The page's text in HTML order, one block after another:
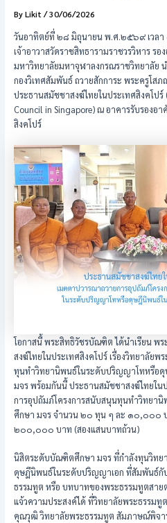
ByLikit/30/06/2026
วันอาทิตย์ที่ ๒๘ มิถุนายน พ.ศ.๒๕๖๙ เวล
เจ้าอาวาสวัดราชสิทธารามราชวรวิหาร ร
มหาวิทยาลัยมหาจุฬาลงกรณราชวิทยาลัย
กองวิเทศสัมพันธ์ ถวายสักการะ พระครูโ
ประธานสมัชชาสงฆ์ไทยในประเทศสิงคโปร์
Council in Singapore) ณ อาคารรับรองอ
สิงคโปร์
โอกาสนี้ พระสิทธิวัชรบัณฑิต ได้นำเรียน
สงฆ์ไทยในประเทศสิงคโปร์ เรื่องวิทยาลัย
ทุนทำวิทยานิพนธ์ในระดับปริญญาโทหรือ
มจร พร้อมกันนี้ ประธานสมัชชาสงฆ์ไทยใน
การอุปถัมภ์โครงการสนับสนุนทุนทำวิทย
ศึกษา มจร จำนวน ๒๐ ทุน ๆ ละ ๑๐,๐๐๐
๒๐๐,๐๐๐ บาท (สองแสนบาทถ้วน)
นิสิตระดับบัณฑิตศึกษา มจร ที่กำลังทุนวิท
ดุษฎีนิพนธ์ในระดับปริญญาเอก ที่สัมพันธ์กั
ธรรมทูต หรือ บทบาทของพระธรรมทูตสาย
แจ้วความประสงค์ได้ ที่วิทยาลัยพระธรรม
คุณวุฒิ วิทยาลัยพระธรรมทูต สัมภาษณ์พิจ